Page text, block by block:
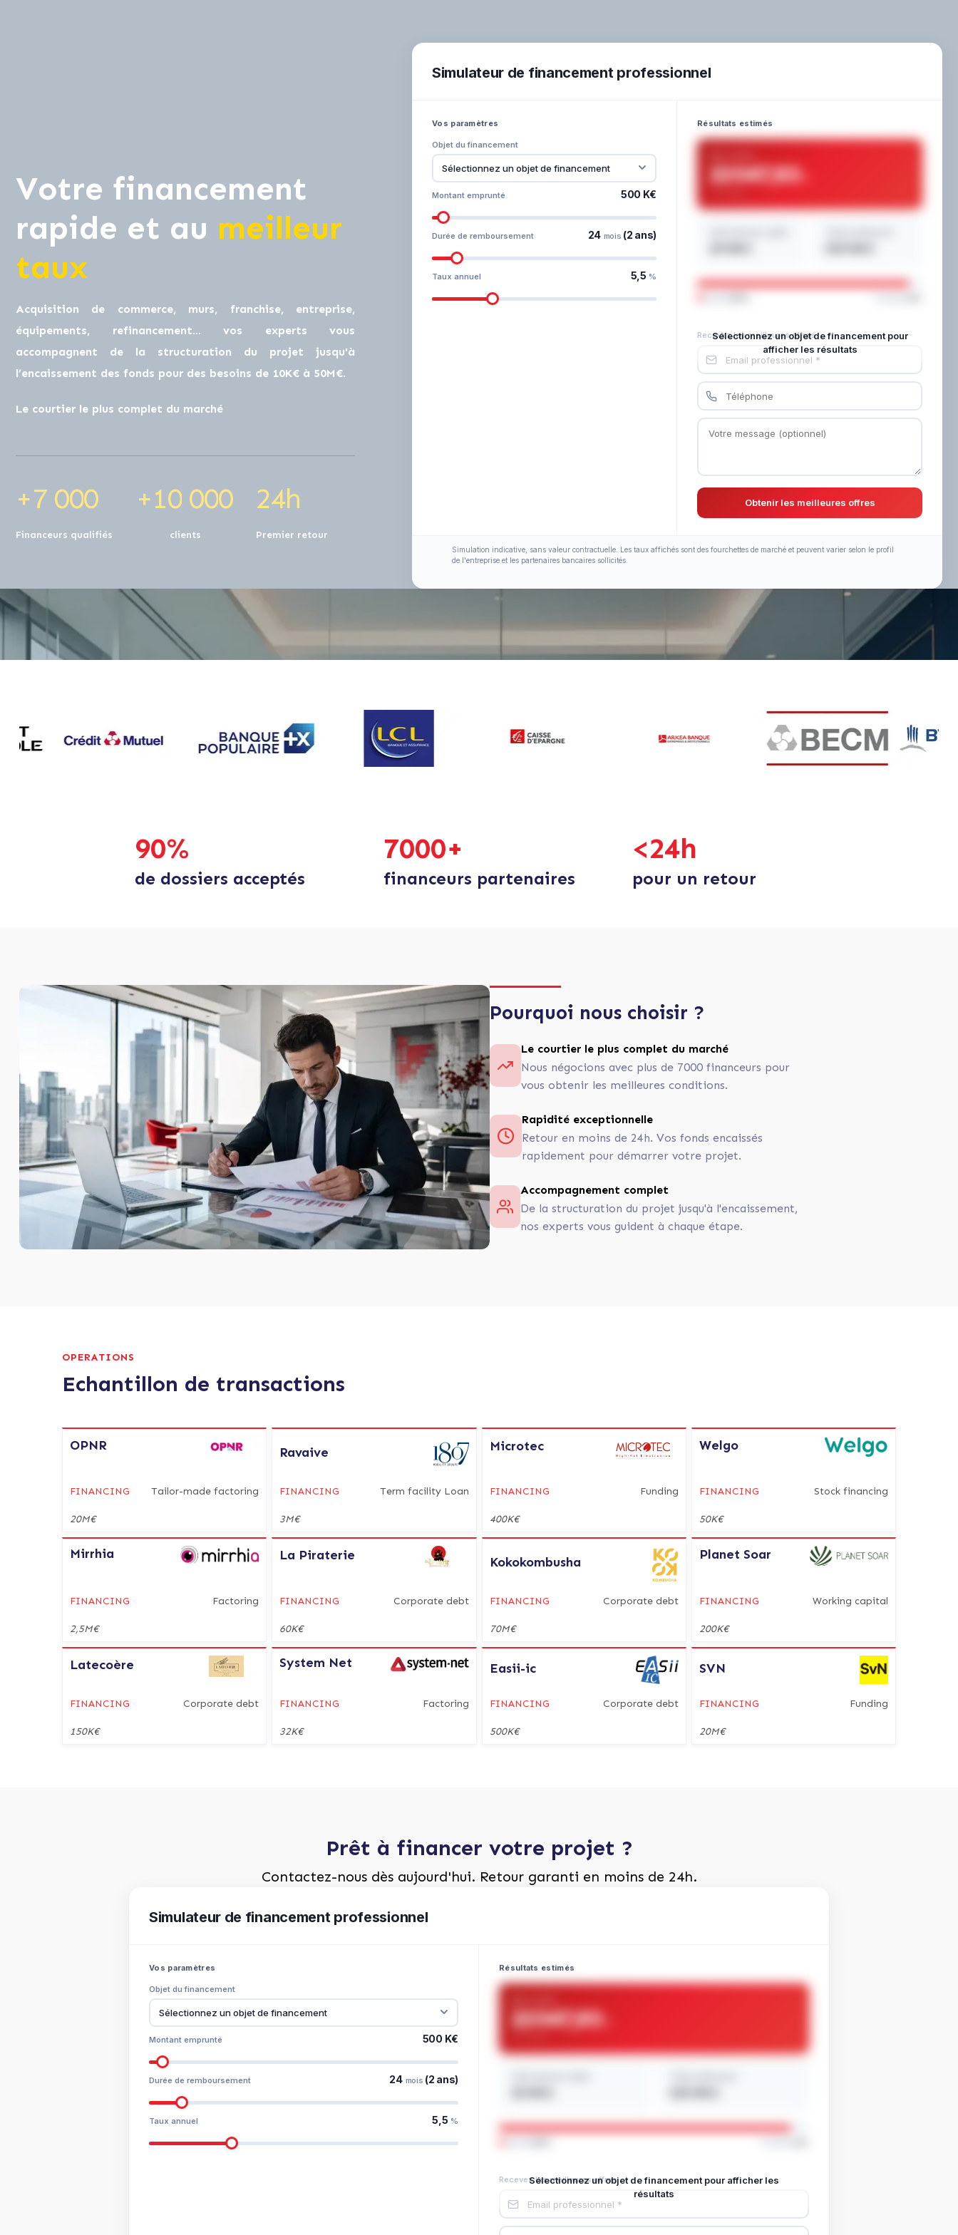
Votre financement
rapide et au meilleur
taux
Acquisition de commerce, murs, franchise, entreprise,
équipements, refinancement… vos experts vous
accompagnent de la structuration du projet jusqu'à
l’encaissement des fonds pour des besoins de 10K€ à 50M€.
Le courtier le plus complet du marché
+
0
1
7
0
0
0
0
0
0
0
Financeurs qualifiés
+
0
1
1
0
0
1
0
0
0
0
0
0
0
clients
0
1
2
0
4h
Premier retour
Simulateur de financement professionnel
Vos paramètres
Objet du financement
Montant emprunté 500 K€
Durée de remboursement 24 mois (2 ans)
Taux annuel 5,5 %
Résultats estimés
22 047,83
Sélectionnez un objet de financement pour
afficher les résultats
Recevez les meilleures offres
Obtenir les meilleures offres
Simulation indicative, sans valeur contractuelle. Les taux affichés sont des fourchettes de marché et peuvent varier selon le profil
de l'entreprise et les partenaires bancaires sollicités.
90%
de dossiers acceptés
7000+
financeurs partenaires
<24h
pour un retour
Pourquoi nous choisir ?
Le courtier le plus complet du marché
Nous négocions avec plus de 7000 financeurs pour
vous obtenir les meilleures conditions.
Rapidité exceptionnelle
Retour en moins de 24h. Vos fonds encaissés
rapidement pour démarrer votre projet.
Accompagnement complet
De la structuration du projet jusqu'à l'encaissement,
nos experts vous guident à chaque étape.
OPERATIONS
Echantillon de transactions
OPNR
FINANCING Tailor-made factoring
20M€
Ravaive
FINANCING Term facility Loan
3M€
Microtec
FINANCING Funding
400K€
Welgo
FINANCING Stock financing
50K€
Mirrhia
FINANCING Factoring
2,5M€
La Piraterie
FINANCING Corporate debt
60K€
Kokokombusha
FINANCING Corporate debt
70M€
Planet Soar
FINANCING Working capital
200K€
Latecoère
FINANCING Corporate debt
150K€
System Net
FINANCING Factoring
32K€
Easii-ic
FINANCING Corporate debt
500K€
SVN
FINANCING Funding
20M€
Prêt à financer votre projet ?
Contactez-nous dès aujourd'hui. Retour garanti en moins de 24h.
Simulateur de financement professionnel
Vos paramètres
Objet du financement
Montant emprunté 500 K€
Durée de remboursement 24 mois (2 ans)
Taux annuel 5,5 %
Résultats estimés
22 047,83
Sélectionnez un objet de financement pour afficher les
résultats
Recevez les meilleures offres